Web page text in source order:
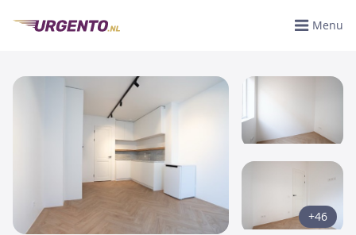
Menu
+46